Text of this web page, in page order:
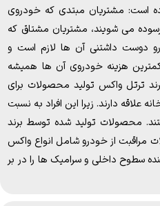
است: مشتریان مبتدی که خودروی
می شویند، مشتریان مشتاق که
دوست داشتنی آن ها لازم است و
هزینه خودروی آن ها همیشه
ترتل واکس تولید محصولات برای
علاقه دارند. زیرا این افراد به نسبت
محصولات تولید شده توسط برند
مراقبت از خودرو شامل انواع واکس
سطوح داخلی و سرامیک ها را در بر